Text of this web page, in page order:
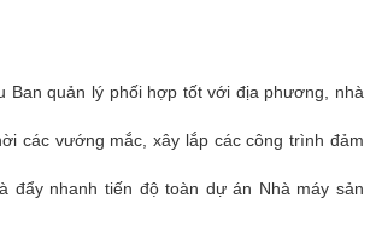
Ban quản lý phối hợp tốt với địa phương, nhà
các vướng mắc, xây lắp các công trình đảm
đẩy nhanh tiến độ toàn dự án Nhà máy sản